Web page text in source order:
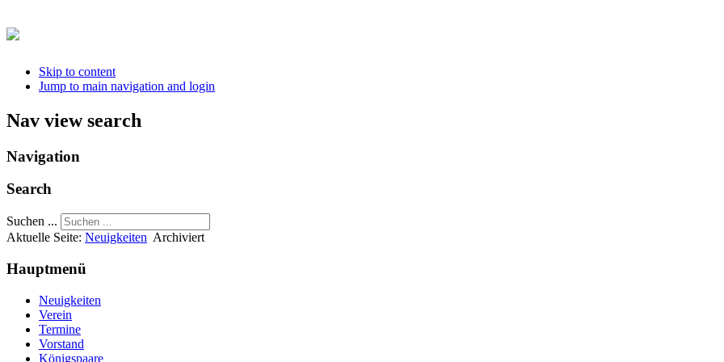
Skip to content
Jump to main navigation and login
Nav view search
Navigation
Search
Suchen ...
Aktuelle Seite: Neuigkeiten Archiviert
Hauptmenü
Neuigkeiten
Verein
Termine
Vorstand
Königspaare